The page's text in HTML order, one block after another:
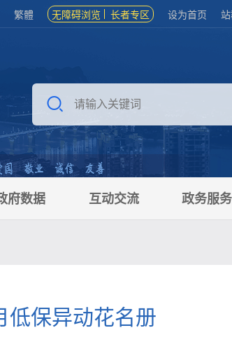
繁體 无障碍浏览 长者专区 设为首页
府数据 互动交流 政务服务
低保异动花名册